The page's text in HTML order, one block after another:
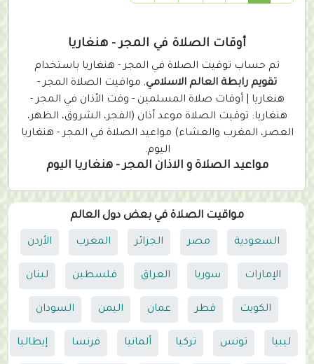
c
n
t
أوقات الصلاة في المجر - هنغاريا
تم حساب توقيت الصلاة في المجر - هنغاريا باستخدام
تقويم رابطة العالم الاسلامي, مواقيت الصلاة المجر -
هنغاريا | أوقات صلاة المسلمين - وقت الأذان في المجر -
هنغاريا: توقيت الصلاة موعد أذان (الفجر، الشروق، الظهر،
العصر، المغرب والعشاء) مواعيد الصلاة في المجر - هنغاريا
اليوم.
مواعيد الصلاة و الاذان المجر - هنغاريا اليوم
مواقيت الصلاة في بعض دول العالم
السعودية مصر الجزائر المغرب الأردن
الإمارات سوريا العراق فلسطين لبنان
الكويت قطر عمان اليمن السودان
ليبيا تونس تركيا ألمانيا فرنسا إيطاليا